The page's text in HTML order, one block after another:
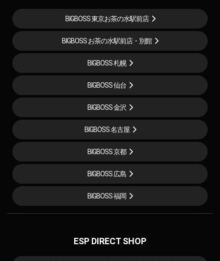
BIGBOSS 東京お茶の水駅前店
BIGBOSS お茶の水駅前店・別館
BIGBOSS 札幌
BIGBOSS 仙台
BIGBOSS 金沢
BIGBOSS 名古屋
BIGBOSS 京都
BIGBOSS 広島
BIGBOSS 福岡
ESP DIRECT SHOP